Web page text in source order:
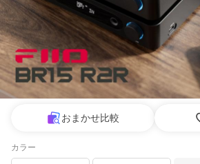
おまかせ比較
カラー